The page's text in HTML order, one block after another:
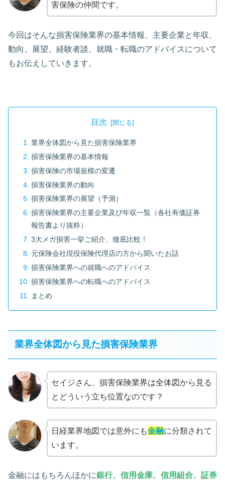
害保険の仲間です。
今回はそんな損害保険業界の基本情報、主要企業と年収、
動向、展望、経験者談、就職・転職のアドバイスについて
もお伝えしていきます。
目次
業界全体図から見た損害保険業界
損害保険業界の基本情報
損害保険の市場規模の変遷
損害保険業界の動向
損害保険業界の展望（予測）
損害保険業界の主要企業及び年収一覧（各社有価証券
報告書より抜粋）
3大メガ損害一挙ご紹介、徹底比較！
元保険会社現役保険代理店の方から聞いたお話
損害保険業界への就職へのアドバイス
損害保険業界への転職へのアドバイス
まとめ
業界全体図から見た損害保険業界
セイジさん、損害保険業界は全体図から見る
とどういう立ち位置なのです？
日経業界地図では意外にも金融に分類されて
います。
金融にはもちろんほかに銀行、信用金庫、信用組合、証券